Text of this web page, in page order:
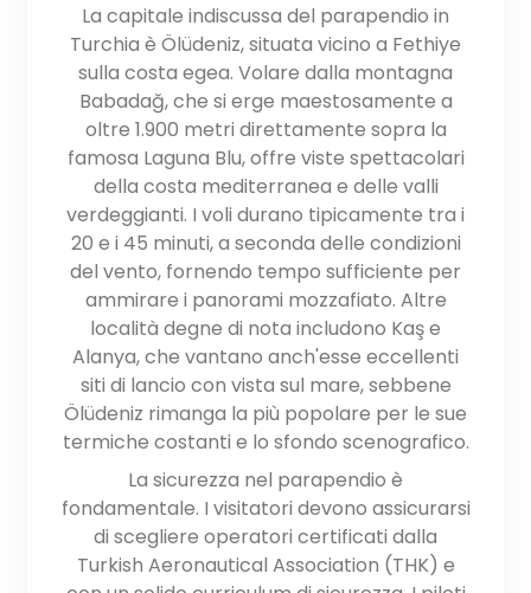
La capitale indiscussa del parapendio in
Turchia è Ölüdeniz, situata vicino a Fethiye
sulla costa egea. Volare dalla montagna
Babadağ, che si erge maestosamente a
oltre 1.900 metri direttamente sopra la
famosa Laguna Blu, offre viste spettacolari
della costa mediterranea e delle valli
verdeggianti. I voli durano tipicamente tra i
20 e i 45 minuti, a seconda delle condizioni
del vento, fornendo tempo sufficiente per
ammirare i panorami mozzafiato. Altre
località degne di nota includono Kaş e
Alanya, che vantano anch'esse eccellenti
siti di lancio con vista sul mare, sebbene
Ölüdeniz rimanga la più popolare per le sue
termiche costanti e lo sfondo scenografico.
La sicurezza nel parapendio è
fondamentale. I visitatori devono assicurarsi
di scegliere operatori certificati dalla
Turkish Aeronautical Association (THK) e